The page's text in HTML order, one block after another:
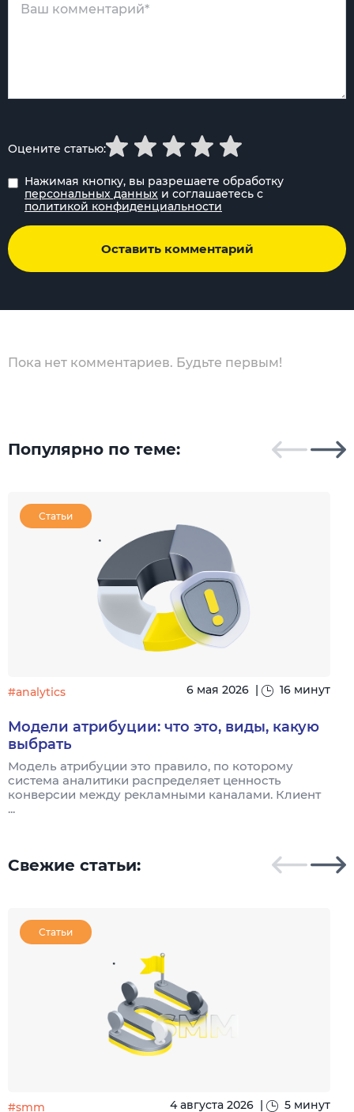
Нажимая кнопку, вы разрешаете обработку
персональных данных и соглашаетесь с
политикой конфиденциальности
Оставить комментарий
Оцените статью:
Пока нет комментариев. Будьте первым!
Популярно по теме:
Статьи
#analytics 6 мая 2026 | 16 минут
Модели атрибуции: что это, виды, какую
выбрать
Модель атрибуции это правило, по которому
система аналитики распределяет ценность
конверсии между рекламными каналами. Клиент
...
Свежие статьи:
Статьи
#smm 4 августа 2026 | 5 минут